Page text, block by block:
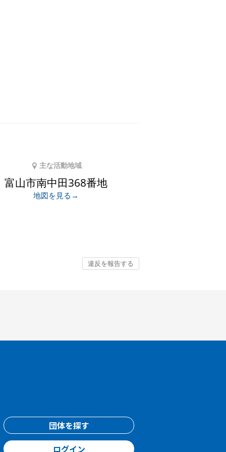
主な活動地域
富山市南中田368番地
地図を見る→
団体を探す
ログイン